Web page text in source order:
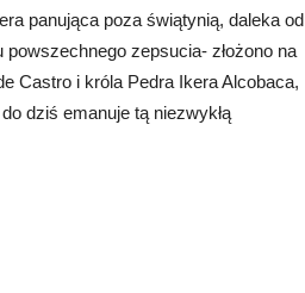
panująca poza świątynią, daleka od
powszechnego zepsucia- złożono na
Castro i króla Pedra Ikera Alcobaca,
dziś emanuje tą niezwykłą